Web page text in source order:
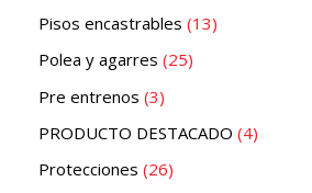
Pisos encastrables 13
Polea y agarres 25
Pre entrenos 3
PRODUCTO DESTACADO 4
Protecciones 26